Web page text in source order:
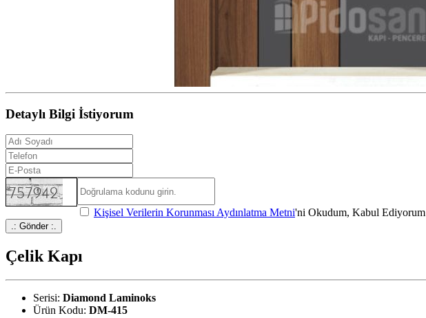
Detaylı Bilgi İstiyorum
Kişisel Verilerin Korunması Aydınlatma Metni'ni Okudum, Kabul Ediyorum
.: Gönder :.
Çelik Kapı
Serisi: Diamond Laminoks
Ürün Kodu: DM-415